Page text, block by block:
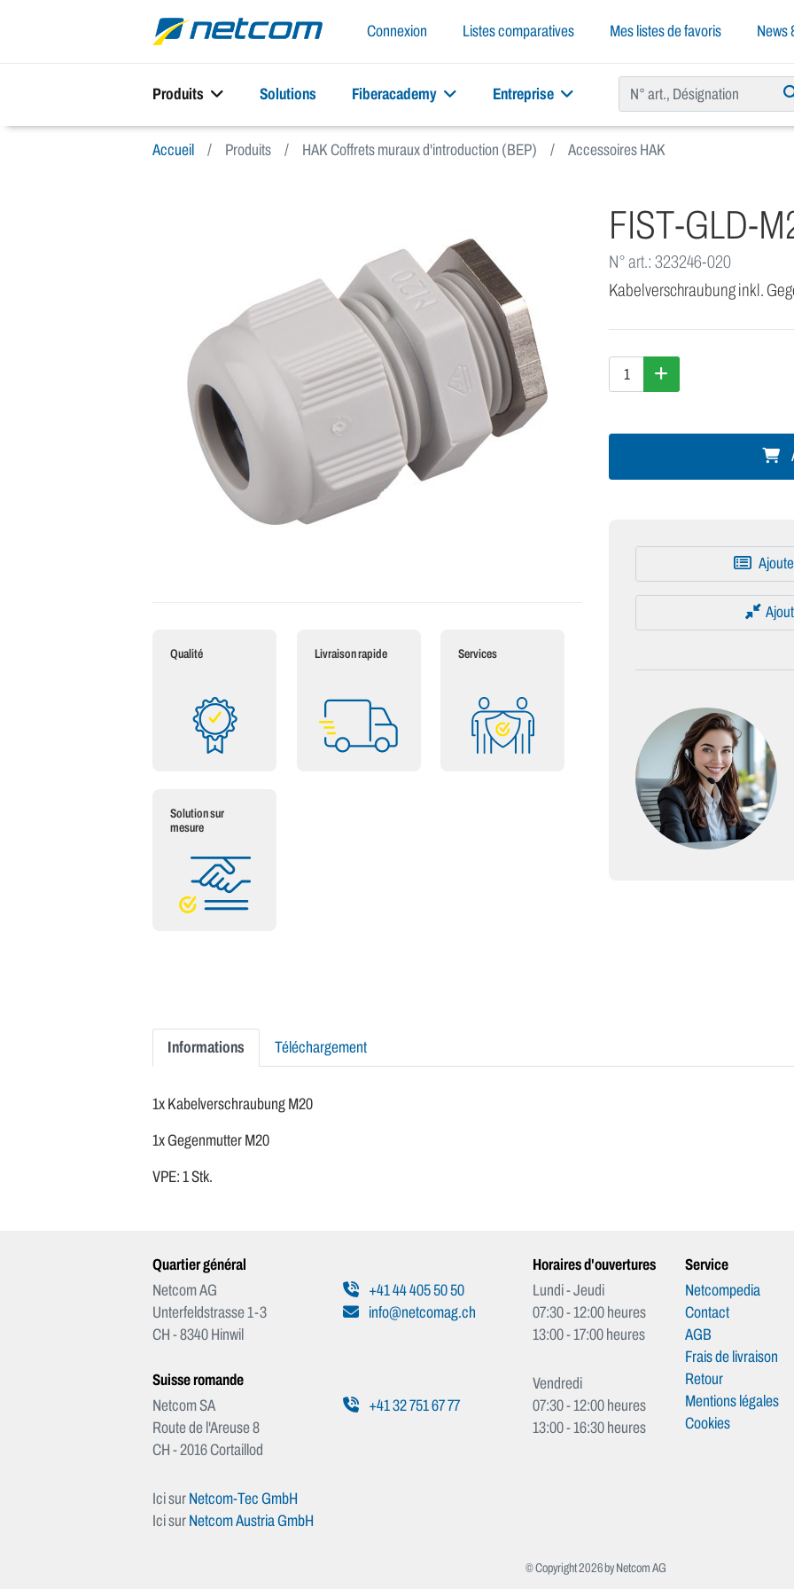
Connexion Listes comparatives Mes listes de favoris News
Produits Solutions Fiberacademy Entreprise
Accueil Produits HAK Coffrets muraux d'introduction (BEP) Accessoires HAK
Qualité Livraison rapide Services
Solution sur
mesure
FIST-GLD-
N° art.: 323246-020
Kabelverschraubung inkl.
Informations Téléchargement
1x Kabelverschraubung M20
1x Gegenmutter M20
VPE: 1 Stk.
Quartier général
Netcom AG
Unterfeldstrasse 1-3
CH - 8340 Hinwil
+41 44 405 50 50
info@netcomag.ch
Suisse romande
Netcom SA
Route de l'Areuse 8
CH - 2016 Cortaillod
+41 32 751 67 77
Ici sur Netcom-Tec GmbH
Ici sur Netcom Austria GmbH
Horaires d'ouvertures
Lundi - Jeudi
07:30 - 12:00 heures
13:00 - 17:00 heures
Vendredi
07:30 - 12:00 heures
13:00 - 16:30 heures
Service
Netcompedia
Contact
AGB
Frais de livraison
Retour
Mentions légales
Cookies
© Copyright 2026 by Netcom AG